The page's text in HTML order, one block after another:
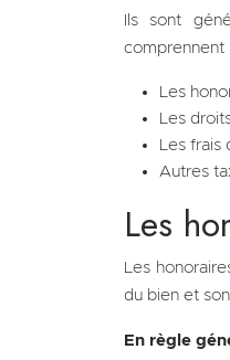
Ils sont
comprennent :
Les
Les
Les
Autres
Les
Les
du bien et
En règle